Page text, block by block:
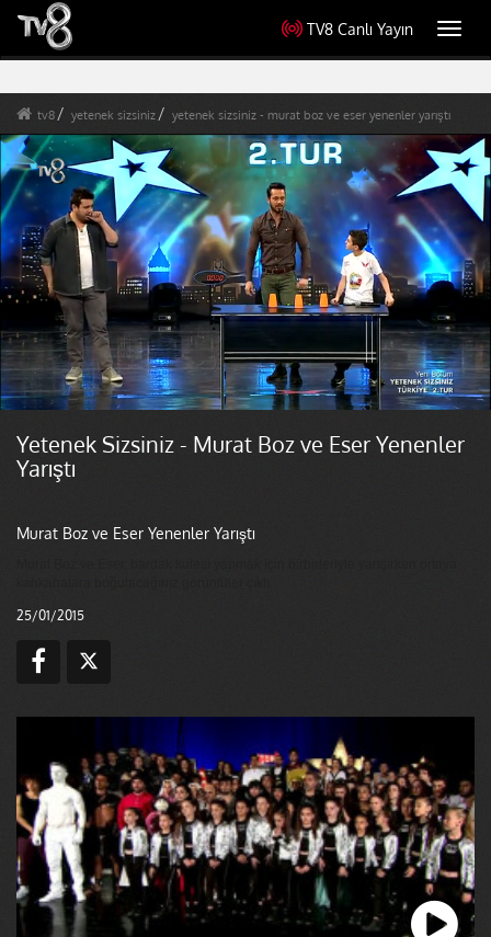
TV8 Canlı Yayın
tv8 yetenek sizsiniz yetenek sizsiniz - murat boz ve eser yenenler yarıştı
Yetenek Sizsiniz - Murat Boz ve Eser Yenenler
Yarıştı
Murat Boz ve Eser Yenenler Yarıştı
25/01/2015